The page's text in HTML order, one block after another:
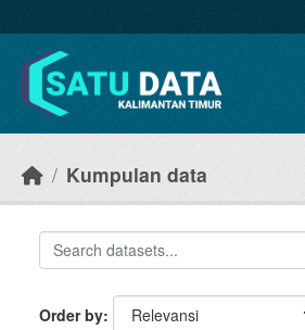
Kumpulan data
Order by